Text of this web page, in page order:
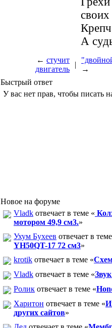
А
← стучит
двигатель
|
→
Быстрый ответ
У вас нет прав, чтобы писать
Новое на форуме
Vladk отвечает в теме «
мотором 49,9 см3.»
Ухум Бухеев отвечает в
YH50QT-17 72 см3»
krotik отвечает в теме «
Vladk отвечает в теме «
Ролик отвечает в теме «
Харитон отвечает в теме «
других сайтов»